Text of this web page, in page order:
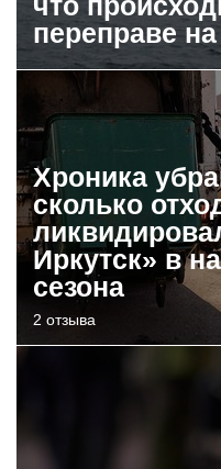
переправе
Хроника
сколько
Иркутск» в
сезона
2 отзыва